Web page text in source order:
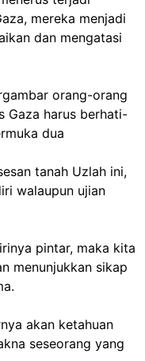
mereka menjadi
dan mengatasi
orang-orang
Gaza harus berhati-
dua
tanah Uzlah ini,
walaupun ujian
pintar, maka kita
menunjukkan sikap
akan ketahuan
seseorang yang